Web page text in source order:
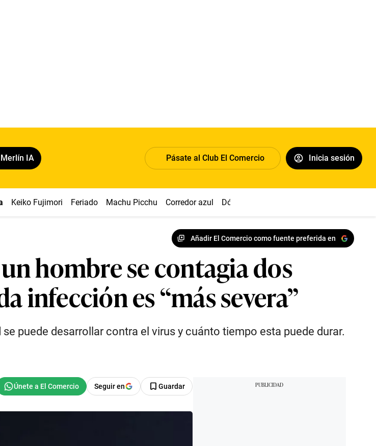
IA Pásate al Club El Comercio Inicia sesión
Keiko Fujimori Feriado Machu Picchu Corredor azul Dólar
Añadir El Comercio como fuente preferida en
hombre se contagia dos
infección es “más severa”
puede desarrollar contra el virus y cuánto tiempo esta puede durar.
Seguir en Guardar